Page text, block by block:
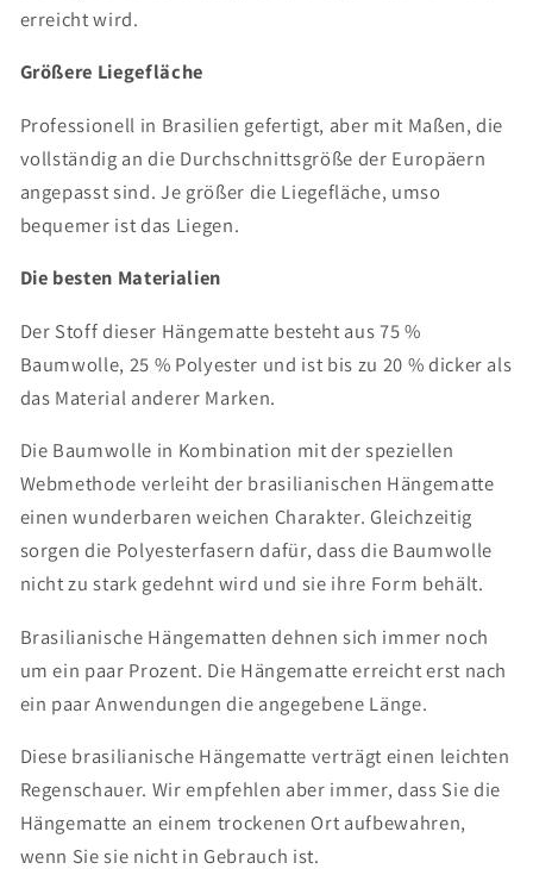
erreicht wird.
Größere Liegefläche
Professionell in Brasilien gefertigt, aber mit Maßen, die
vollständig an die Durchschnittsgröße der Europäern
angepasst sind. Je größer die Liegefläche, umso
bequemer ist das Liegen.
Die besten Materialien
Der Stoff dieser Hängematte besteht aus 75 %
Baumwolle, 25 % Polyester und ist bis zu 20 % dicker als
das Material anderer Marken.
Die Baumwolle in Kombination mit der speziellen
Webmethode verleiht der brasilianischen Hängematte
einen wunderbaren weichen Charakter. Gleichzeitig
sorgen die Polyesterfasern dafür, dass die Baumwolle
nicht zu stark gedehnt wird und sie ihre Form behält.
Brasilianische Hängematten dehnen sich immer noch
um ein paar Prozent. Die Hängematte erreicht erst nach
ein paar Anwendungen die angegebene Länge.
Diese brasilianische Hängematte verträgt einen leichten
Regenschauer. Wir empfehlen aber immer, dass Sie die
Hängematte an einem trockenen Ort aufbewahren,
wenn Sie sie nicht in Gebrauch ist.